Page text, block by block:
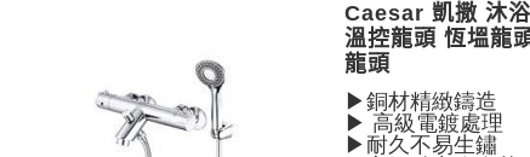
Caesar 凱撒 沐
溫控龍頭 恆塭龍
龍頭
▶銅材精緻鑄造
▶ 高級電鍍處理
▶耐久不易生鏽